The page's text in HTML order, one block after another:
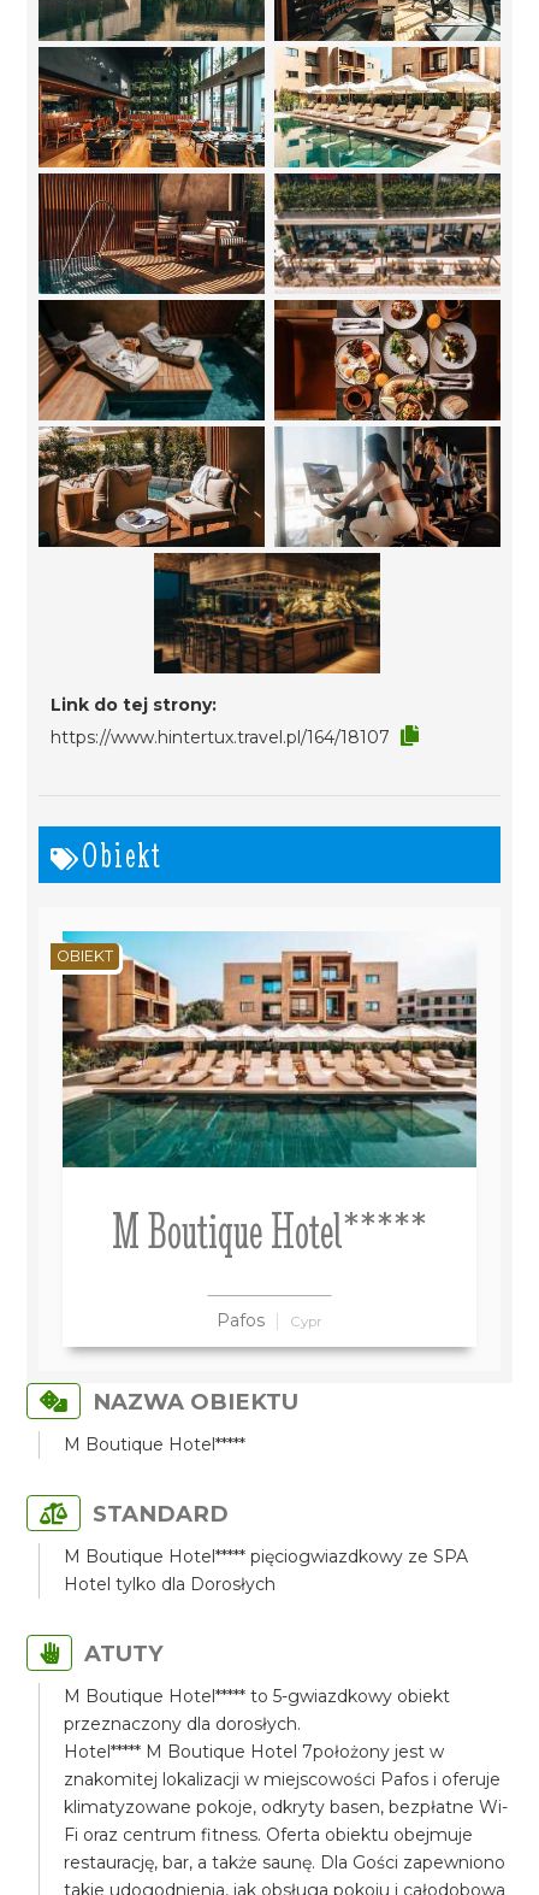
Link do tej strony:
https://www.hintertux.travel.pl/164/18107
Obiekt
M Boutique Hotel*****
Pafos Cypr
OBIEKT
NAZWA OBIEKTU
M Boutique Hotel*****
STANDARD
M Boutique Hotel***** pięciogwiazdkowy ze SPA
Hotel tylko dla Dorosłych
ATUTY
M Boutique Hotel***** to 5-gwiazdkowy obiekt
przeznaczony dla dorosłych.
Hotel***** M Boutique Hotel 7położony jest w
znakomitej lokalizacji w miejscowości Pafos i oferuje
klimatyzowane pokoje, odkryty basen, bezpłatne Wi-
Fi oraz centrum fitness. Oferta obiektu obejmuje
restaurację, bar, a także saunę. Dla Gości zapewniono
takie udogodnienia, jak obsługa pokoju i całodobowa